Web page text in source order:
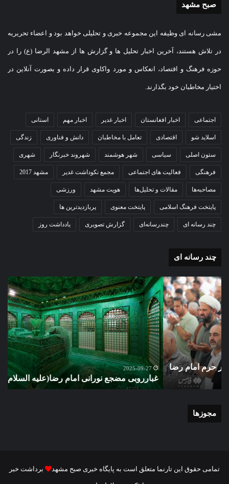
صبح مشهد
مشی رسانه ای وظیفه این مجموعه خبری و تحلیلی خواهد بود و اعضاء تحریریه
در تلاش هستند، آخرین اخبار تحلیل ها و گزارش ها از مشهد الرضا (ع) را در
حوزه فرهنگ و اقتصاد، انعکاس و مورد واکاوی قرار داده و بصورت آنلاین در
اختیار مخاطبان خود بگذارند.
اجتماعی اخبار افغانستان اخبار غدیر اخبار مهم استانی
اسلاید شو اقتصادی تعامل با مخاطبان دانش و فناوری زندگی
ستون اصلی سیاسی شهر هوشمند شهروند خبرنگار شهری
فرهنگی فعالیت های اجتماعی مجمع نکوداشت غدیر مشهد 2017
مصاحبه‌ها مقالات و تحلیل‌ها هویت مشهد ورزشی
پایتخت فرهنگ اسلامی پایتخت معنوی پربازدیدترین ها
چند رسانه ای چندرسانه‌ای گزارش تصویری یادداشت روز
چند رسانه ای
غبارروبی
مضجع
نورانی
امام
رضا(علیه
السلام)
+
فیلم
2025-09-27
غبارروبی مضجع نورانی امام رضا(علیه السلام) + فیلم
در
مجوزها
تمامی حقوق این تارنما متعلق است به پایگاه خبری صبح مشهد برداشت خبر